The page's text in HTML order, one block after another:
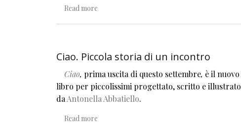
Read more
Ciao. Piccola storia di un incontro
Ciao, prima uscita di questo settembre, è il nuovo
libro per piccolissimi progettato, scritto e illustrato
da Antonella Abbatiello.
Read more